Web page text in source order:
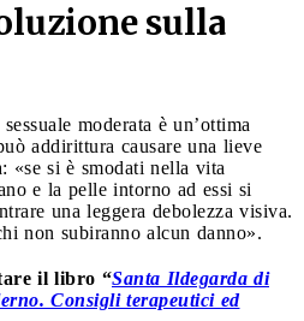
sulla
moderata è un’ottima
addirittura causare una lieve
«se si è smodati nella vita
e la pelle intorno ad essi si
una leggera debolezza visiva.
non subiranno alcun danno».
il libro “Santa Ildegarda di
Consigli terapeutici ed